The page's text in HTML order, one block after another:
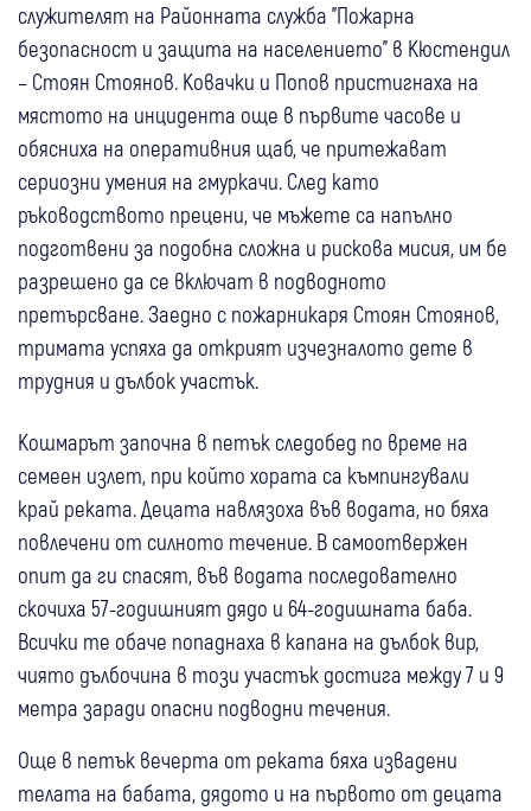
служителят на Районната служба "Пожарна
безопасност и защита на населението" в Кюстендил
– Стоян Стоянов. Ковачки и Попов пристигнаха на
мястото на инцидента още в първите часове и
обясниха на оперативния щаб, че притежават
сериозни умения на гмуркачи. След като
ръководството прецени, че мъжете са напълно
подготвени за подобна сложна и рискова мисия, им бе
разрешено да се включат в подводното
претърсване. Заедно с пожарникаря Стоян Стоянов,
тримата успяха да открият изчезналото дете в
трудния и дълбок участък.
Кошмарът започна в петък следобед по време на
семеен излет, при който хората са къмпингували
край реката. Децата навлязоха във водата, но бяха
повлечени от силното течение. В самоотвержен
опит да ги спасят, във водата последователно
скочиха 57-годишният дядо и 64-годишната баба.
Всички те обаче попаднаха в капана на дълбок вир,
чиято дълбочина в този участък достига между 7 и 9
метра заради опасни подводни течения.
Още в петък вечерта от реката бяха извадени
телата на бабата, дядото и на първото от децата